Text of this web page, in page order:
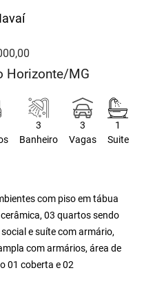
Horizonte/MG
3
Banheiro
3
Vagas
1
Suite
com piso em tábua
03 quartos sendo
e suíte com armário,
com armários, área de
01 coberta e 02